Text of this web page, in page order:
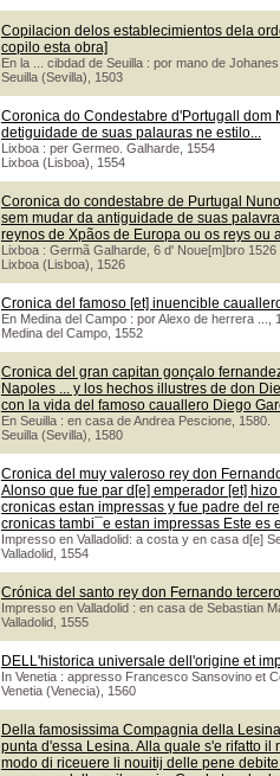
Copilacion delos establecimientos dela
copilo esta obra]
En la ... cibdad de Seuilla : por mano de
Seuilla (Sevilla), 1503
Coronica do Condestabre d'Portugall dom
detiguidade de suas palauras ne estilo...
Lixboa : per Germeo. Galharde, 1554
Lixboa (Lisboa), 1554
Coronica do condestabre de Purtugal
sem mudar da antiguidade de suas
reynos de Xpãos de Europa ou os reys ou
Lixboa : Germã Galharde, 6 d' Noue[m]bro 1526
Lixboa (Lisboa), 1526
Cronica del famoso [et] inuencible
En Medina del Campo : por Alexo de herrera
Medina del Campo, 1552
Cronica del gran capitan gonçalo
Napoles ... y los hechos illustres de don
con la vida del famoso cauallero Diego
En Seuilla : en casa de Andrea Pescione, 1580.
Seuilla (Sevilla), 1580
Cronica del muy valeroso rey don
Alonso que fue par d[e] emperador [et]
cronicas estan impressas y fue padre del
cronicas tambi¯e estan impressas Este
Impresso en Valladolid: a costa y en casa d[e]
Valladolid, 1554
Crónica del santo rey don Fernando
Impresso en Valladolid : en casa de Sebastian
Valladolid, 1555
DELL'historica universale dell'origine et
In Venetia : appresso Francesco Sansovino et
Venetia (Venecia), 1560
Della famosissima Compagnia della
punta d'essa Lesina. Alla quale s'e rifatto
modo di riceuere li nouitij delle pene